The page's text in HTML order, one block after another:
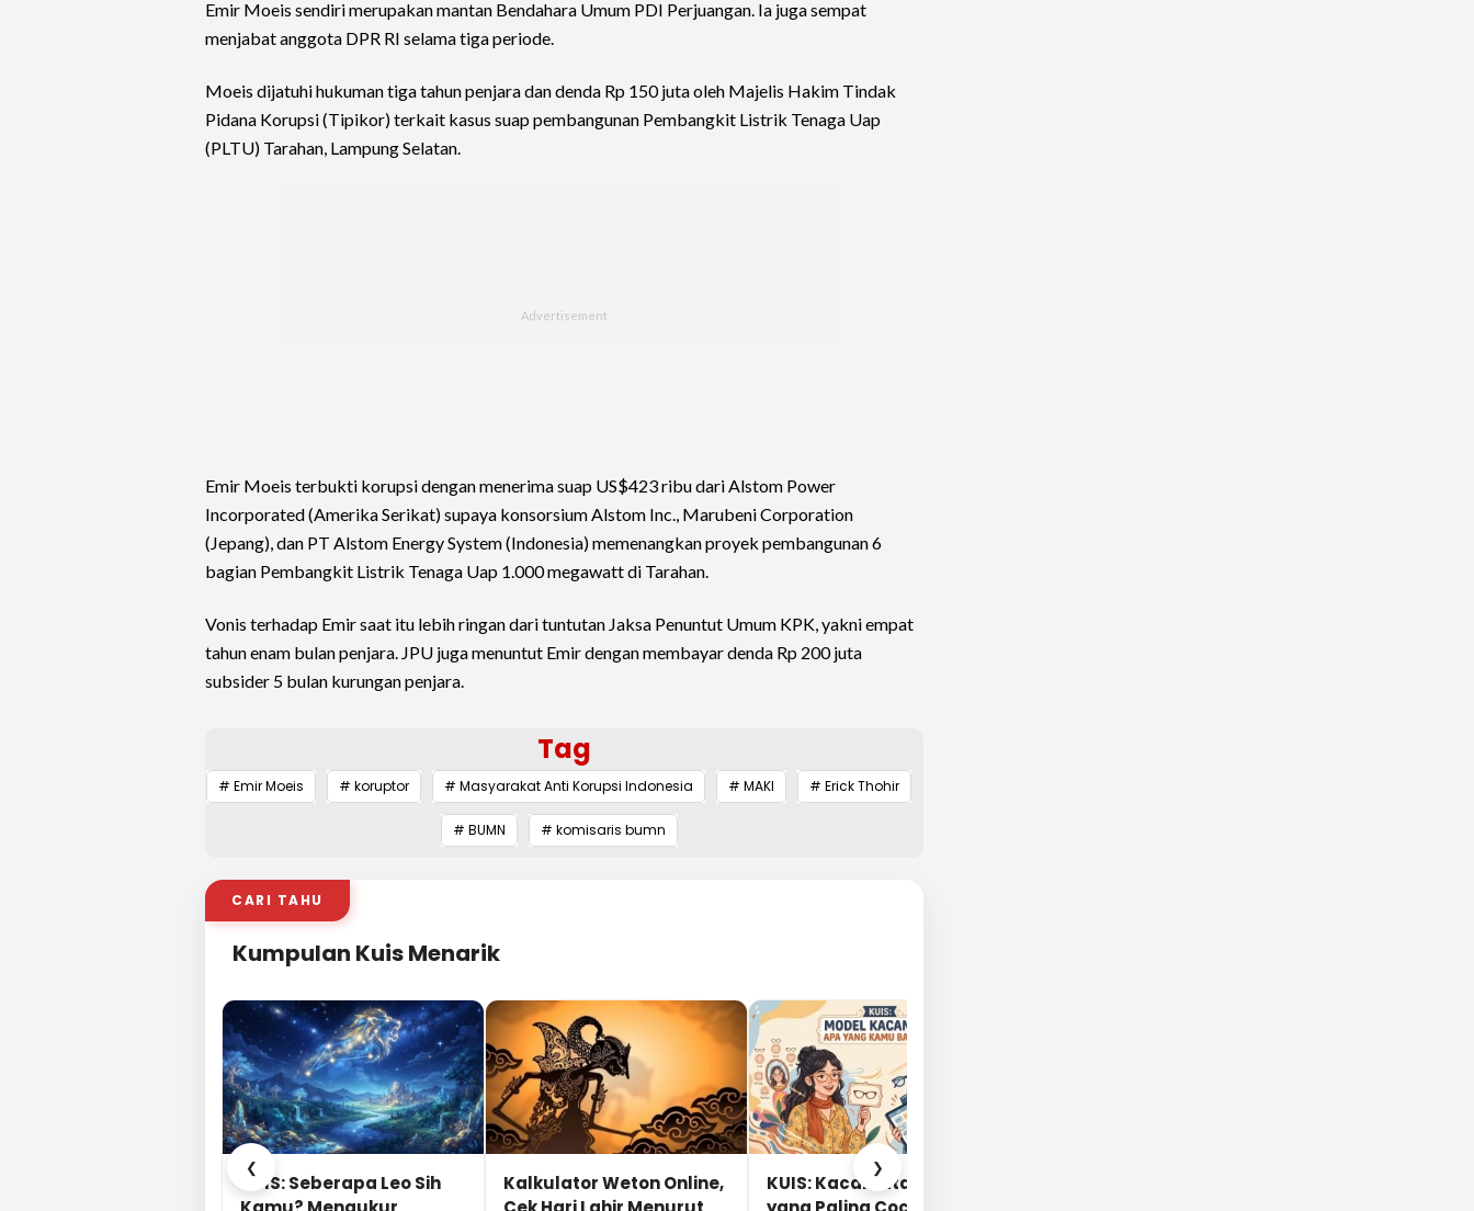
Emir Moeis sendiri merupakan mantan Bendahara Umum PDI Perjuangan. Ia juga sempat
menjabat anggota DPR RI selama tiga periode.
Moeis dijatuhi hukuman tiga tahun penjara dan denda Rp 150 juta oleh Majelis Hakim Tindak
Pidana Korupsi (Tipikor) terkait kasus suap pembangunan Pembangkit Listrik Tenaga Uap
(PLTU) Tarahan, Lampung Selatan.
Emir Moeis terbukti korupsi dengan menerima suap US$423 ribu dari Alstom Power
Incorporated (Amerika Serikat) supaya konsorsium Alstom Inc., Marubeni Corporation
(Jepang), dan PT Alstom Energy System (Indonesia) memenangkan proyek pembangunan 6
bagian Pembangkit Listrik Tenaga Uap 1.000 megawatt di Tarahan.
Vonis terhadap Emir saat itu lebih ringan dari tuntutan Jaksa Penuntut Umum KPK, yakni empat
tahun enam bulan penjara. JPU juga menuntut Emir dengan membayar denda Rp 200 juta
subsider 5 bulan kurungan penjara.
Tag
# Emir Moeis # koruptor # Masyarakat Anti Korupsi Indonesia # MAKI # Erick Thohir
# BUMN # komisaris bumn
CARI TAHU
Kumpulan Kuis Menarik
❮
KUIS: Seberapa Leo Sih
Kalkulator Weton Online,
KUIS: Kacamata Apa
❯